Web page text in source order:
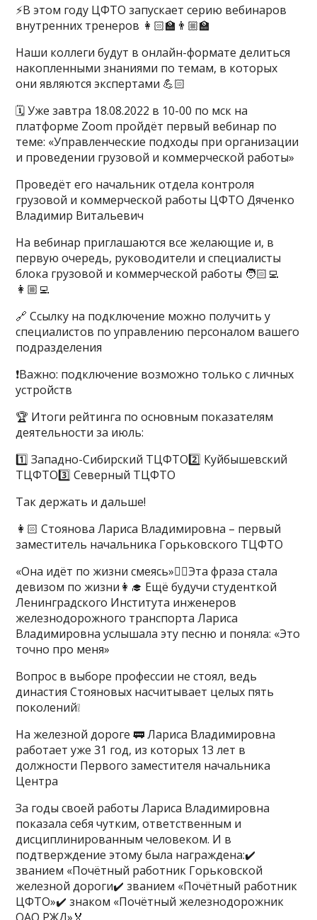
⚡️В этом году ЦФТО запускает серию вебинаров
внутренних тренеров 👩🏻‍🏫👨🏼‍🏫
Наши коллеги будут в онлайн-формате делиться
накопленными знаниями по темам, в которых
они являются экспертами 💪🏻
🗓 Уже завтра 18.08.2022 в 10-00 по мск на
платформе Zoom пройдёт первый вебинар по
теме: «Управленческие подходы при организации
и проведении грузовой и коммерческой работы»
Проведёт его начальник отдела контроля
грузовой и коммерческой работы ЦФТО Дяченко
Владимир Витальевич
На вебинар приглашаются все желающие и, в
первую очередь, руководители и специалисты
блока грузовой и коммерческой работы 🧑🏻‍💻
👩🏼‍💻
🔗 Ссылку на подключение можно получить у
специалистов по управлению персоналом вашего
подразделения
❗️Важно: подключение возможно только с личных
устройств
🏆 Итоги рейтинга по основным показателям
деятельности за июль:
1️⃣ Западно-Сибирский ТЦФТО2️⃣ Куйбышевский
ТЦФТО3️⃣ Северный ТЦФТО
Так держать и дальше!
👩🏻 Стоянова Лариса Владимировна – первый
заместитель начальника Горьковского ТЦФТО
«Она идёт по жизни смеясь»👆🏻Эта фраза стала
девизом по жизни👩‍🎓 Ещё будучи студенткой
Ленинградского Института инженеров
железнодорожного транспорта Лариса
Владимировна услышала эту песню и поняла: «Это
точно про меня»
Вопрос в выборе профессии не стоял, ведь
династия Стояновых насчитывает целых пять
поколений❕
На железной дороге 🚃 Лариса Владимировна
работает уже 31 год, из которых 13 лет в
должности Первого заместителя начальника
Центра
За годы своей работы Лариса Владимировна
показала себя чутким, ответственным и
дисциплинированным человеком. И в
подтверждение этому была награждена:✔️
званием «Почётный работник Горьковской
железной дороги✔️ званием «Почётный работник
ЦФТО»✔️ знаком «Почётный железнодорожник